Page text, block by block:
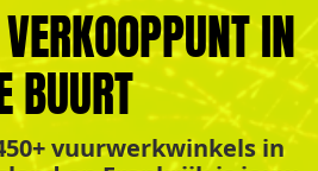
IN
BUURT
vuurwerkwinkels in